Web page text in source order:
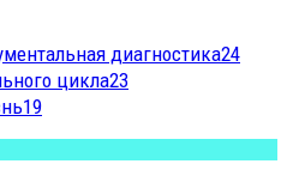
диагностика24
цикла23
19